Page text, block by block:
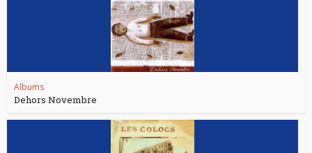
Albums
Dehors Novembre